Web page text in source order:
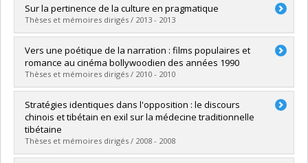
Diplômé(e) :Sakellarides, Thalia
Cycle : Maîtrise
Diplôme obtenu :M.A.
Lien vers le document dans Papyrus
Sur la pertinence de la culture en pragmatique
Thèses et mémoires dirigés / 2013 - 2013
Diplômé(e) :Codère Corbeil, Maxime
Cycle :Maîtrise
Diplôme obtenu :M. Sc.
Lien vers le document dans Papyrus
Vers une poétique de la narration : films populaires et
romance au cinéma bollywoodien des années 1990
Thèses et mémoires dirigés / 2010 - 2010
Diplômé(e) :Bernier, Catherine
Cycle :Maîtrise
Diplôme obtenu :
Lien vers le document dans Papyrus
Stratégies identiques dans l'opposition : le discours
chinois et tibétain en exil sur la médecine traditionnelle
tibétaine
Thèses et mémoires dirigés / 2008 - 2008